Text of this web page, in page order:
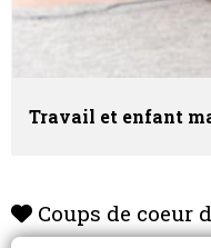
Travail et enfant
Coups de coeur